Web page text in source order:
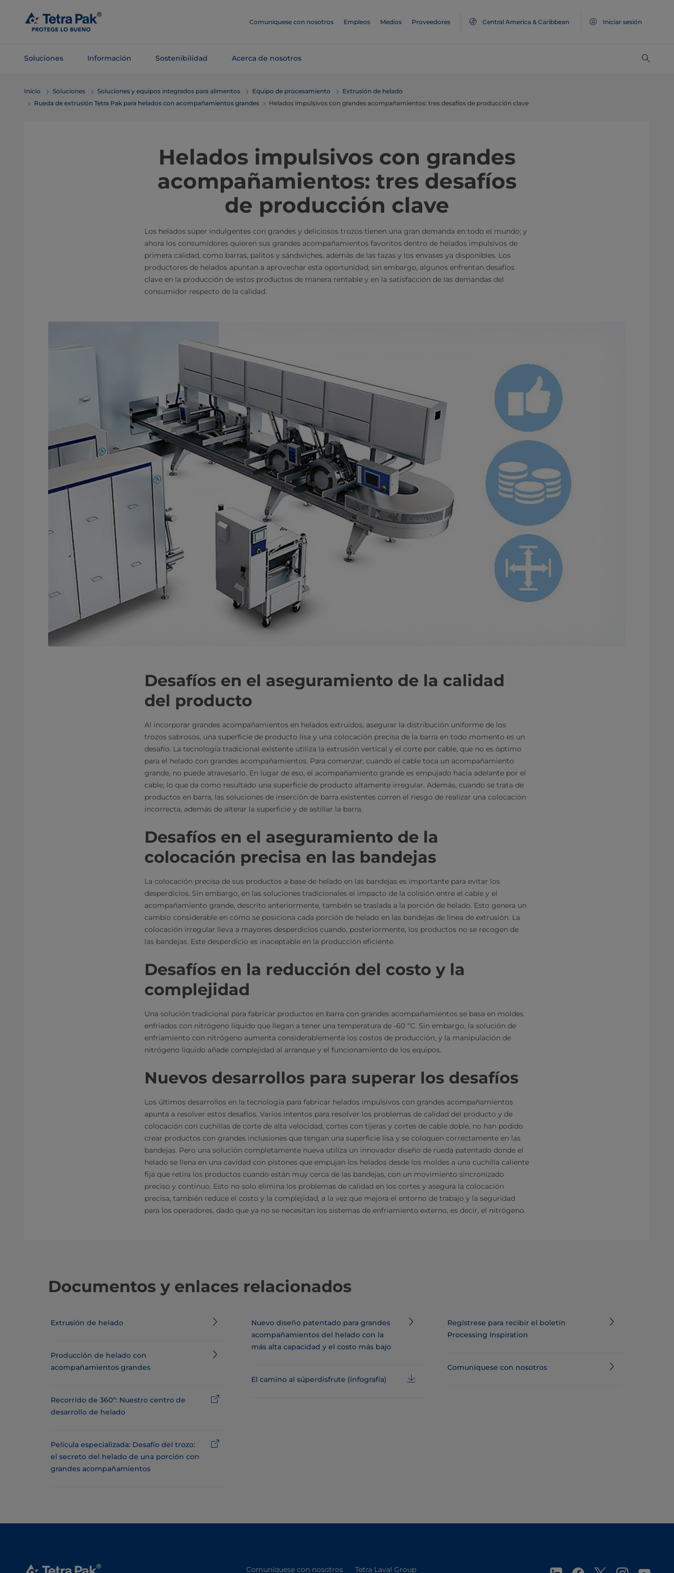
contenido
principal
Comuníquese con nosotros Empleos Medios Proveedores Central America & Caribbean Iniciar sesión
Soluciones Información Sostenibilidad Acerca de nosotros
navegación
Inicio Soluciones Soluciones y equipos integrados para alimentos Equipo de procesamiento
Extrusión de helado
Rueda de extrusión Tetra Pak para helados con acompañamientos grandes
Helados impulsivos con grandes acompañamientos: tres desafíos de producción clave
​​​​​​​​​​Helados impulsivos con grandes
acompañamientos: tres desafíos
de producción clave
Los helados súper indulgentes con grandes y deliciosos trozos tienen una gran demanda en todo el mundo; y
ahora los consumidores quieren sus grandes acompañamientos favoritos dentro de helados impulsivos de
primera calidad, como barras, palitos y sándwiches, además de las tazas y los envases ya disponibles. Los
productores de helados apuntan a aprovechar esta oportunidad; sin embargo, algunos enfrentan desafíos
clave en la producción de estos productos de manera rentable y en la satisfacción de las demandas del
consumidor respecto de la calidad.
Desafíos en el aseguramiento de la calidad
del producto
Al incorporar grandes acompañamientos en helados extruidos, asegurar la distribución uniforme de los
trozos sabrosos, una superficie de producto lisa y una colocación precisa de la barra en todo momento es un
desafío. La tecnología tradicional existente utiliza la extrusión vertical y el corte por cable, que no es óptimo
para el helado con grandes acompañamientos. Para comenzar, cuando el cable toca un acompañamiento
grande, no puede atravesarlo. En lugar de eso, el acompañamiento grande es empujado hacia adelante por el
cable, lo que da como resultado una superficie de producto altamente irregular. Además, cuando se trata de
productos en barra, las soluciones de inserción de barra existentes corren el riesgo de realizar una colocación
incorrecta, además de alterar la superficie y de astillar la barra.
Desafíos en el aseguramiento de la
colocación precisa en las bandejas
La colocación precisa de sus productos a base de helado en las bandejas es importante para evitar los
desperdicios. Sin embargo, en las soluciones tradicionales el impacto de la colisión entre el cable y el
acompañamiento grande, descrito anteriormente, también se traslada a la porción de helado. Esto genera un
cambio considerable en cómo se posiciona cada porción de helado en las bandejas de línea de extrusión. La
colocación irregular lleva a mayores desperdicios cuando, posteriormente, los productos no se recogen de
las bandejas. Este desperdicio es inaceptable en la producción eficiente.
Desafíos en la reducción del costo y la
complejidad
Una solución tradicional para fabricar productos en barra con grandes acompañamientos se basa en moldes
enfriados con nitrógeno líquido que llegan a tener una temperatura de -60 ºC. Sin embargo, la solución de
enfriamiento con nitrógeno aumenta considerablemente los costos de producción, y la manipulación de
nitrógeno líquido añade complejidad al arranque y el funcionamiento de los equipos.
Nuevos desarrollos para superar los desafíos
Los últimos desarrollos en la tecnología para fabricar helados impulsivos con grandes acompañamientos
apunta a resolver estos desafíos. Varios intentos para resolver los problemas de calidad del producto y de
colocación con cuchillas de corte de alta velocidad, cortes con tijeras y cortes de cable doble, no han podido
crear productos con grandes inclusiones que tengan una superficie lisa y se coloquen correctamente en las
bandejas. Pero una solución completamente nueva utiliza un innovador diseño de rueda patentado donde el
helado se llena en una cavidad con pistones que empujan los helados desde los moldes a una cuchilla caliente
fija que retira los productos cuando están muy cerca de las bandejas, con un movimiento sincronizado
preciso y continuo. Esto no solo elimina los problemas de calidad en los cortes y asegura la colocación
precisa, también reduce el costo y la complejidad, a la vez que mejora el entorno de trabajo y la seguridad
para los operadores, dado que ya no se necesitan los sistemas de enfriamiento externo, es decir, el nitrógeno.
Documentos y enlaces relacionados
Extrusión de helado
Producción de helado con
acompañamientos grandes
Recorrido de 360º: Nuestro centro de
desarrollo de helado
Película especializada: Desafío del trozo:
el secreto del helado de una porción con
grandes acompañamientos
Nuevo diseño patentado para grandes
acompañamientos del helado con la
más alta capacidad y el costo más bajo
El camino al súperdisfrute (infografía)
Regístrese para recibir el boletín
Processing Inspiration
Comuníquese con nosotros
Comuníquese con nosotros Tetra Laval Group